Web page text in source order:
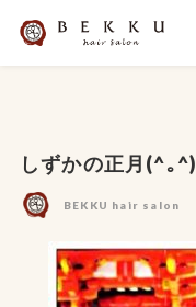
しずかの正月(^｡^)
BEKKU hair salon